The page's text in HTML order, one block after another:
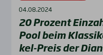
04.08.2024
20 Pro­zent
Pool beim
kel-Preis der